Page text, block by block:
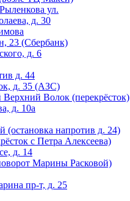
ул.
д. 30
23 (Сбербанк)
д. 6
д. 44
д. 35 (АЗС)
Верхний Волок (перекрёсток)
д. 10а
(остановка напротив д. 24)
с Петра Алексеева)
д. 14
Марины Расковой)
пр-т, д. 25